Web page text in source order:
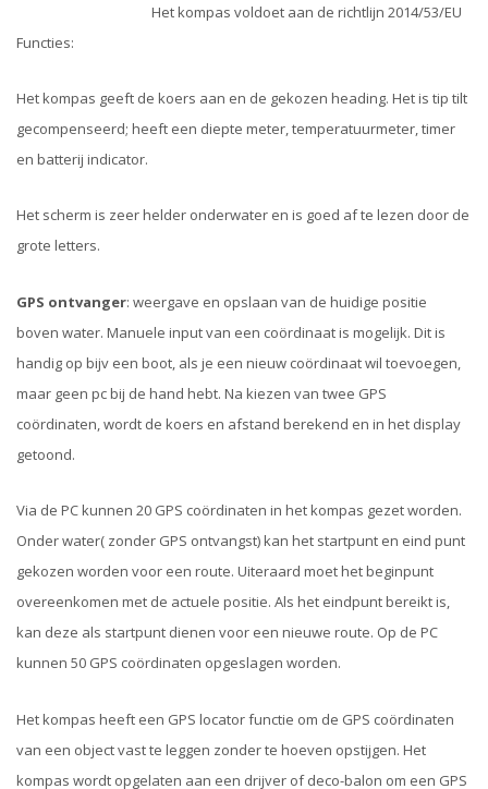
Het kompas voldoet aan de richtlijn 2014/53/EU
Functies:
Het kompas geeft de koers aan en de gekozen heading. Het is tip tilt
gecompenseerd; heeft een diepte meter, temperatuurmeter, timer
en batterij indicator.
Het scherm is zeer helder onderwater en is goed af te lezen door de
grote letters.
GPS ontvanger: weergave en opslaan van de huidige positie
boven water. Manuele input van een coördinaat is mogelijk. Dit is
handig op bijv een boot, als je een nieuw coördinaat wil toevoegen,
maar geen pc bij de hand hebt. Na kiezen van twee GPS
coördinaten, wordt de koers en afstand berekend en in het display
getoond.
Via de PC kunnen 20 GPS coördinaten in het kompas gezet worden.
Onder water( zonder GPS ontvangst) kan het startpunt en eind punt
gekozen worden voor een route. Uiteraard moet het beginpunt
overeenkomen met de actuele positie. Als het eindpunt bereikt is,
kan deze als startpunt dienen voor een nieuwe route. Op de PC
kunnen 50 GPS coördinaten opgeslagen worden.
Het kompas heeft een GPS locator functie om de GPS coördinaten
van een object vast te leggen zonder te hoeven opstijgen. Het
kompas wordt opgelaten aan een drijver of deco-balon om een GPS